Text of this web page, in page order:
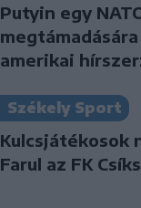
Putyin egy
amerikai
Székely Sport
Kulcsjátékosok
Farul az FK